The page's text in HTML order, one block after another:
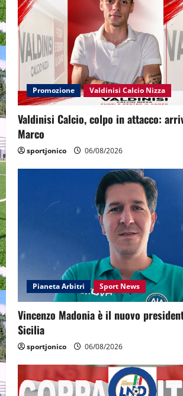
Promozione Valdinisi Calcio Nizza
Valdinisi Calcio, colpo in attacco:
Marco
sportjonico 06/08/2026
Pianeta Arbitri Sport News
Vincenzo Madonia è il nuovo
Sicilia
sportjonico 06/08/2026